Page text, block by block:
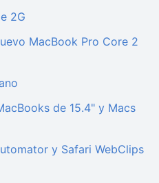
2G
MacBook Pro Core 2
de 15.4" y Macs
y Safari WebClips